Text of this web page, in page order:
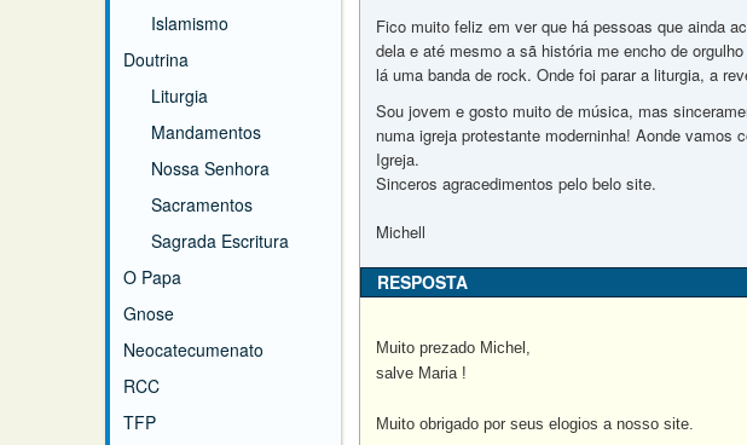
Islamismo
Doutrina
Liturgia
Mandamentos
Nossa Senhora
Sacramentos
Sagrada Escritura
O Papa
Gnose
Neocatecumenato
RCC
TFP
Fico muito feliz em ver que há pessoas que ainda
dela e até mesmo a sã história me encho de
lá uma banda de rock. Onde foi parar a liturgia, a
Sou jovem e gosto muito de música, mas
numa igreja protestante moderninha! Aonde
Igreja.
Sinceros agracedimentos pelo belo site.
Michell
RESPOSTA
Muito prezado Michel,
salve Maria !
Muito obrigado por seus elogios a nosso site.